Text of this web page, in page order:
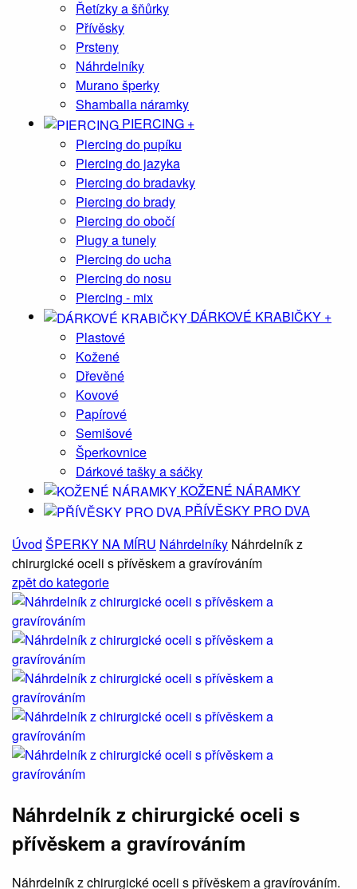
Řetízky a šňůrky
Přívěsky
Prsteny
Náhrdelníky
Murano šperky
Shamballa náramky
PIERCING +
Piercing do pupíku
Piercing do jazyka
Piercing do bradavky
Piercing do brady
Piercing do obočí
Plugy a tunely
Piercing do ucha
Piercing do nosu
Piercing - mix
DÁRKOVÉ KRABIČKY +
Plastové
Kožené
Dřevěné
Kovové
Papírové
Semišové
Šperkovnice
Dárkové tašky a sáčky
KOŽENÉ NÁRAMKY
PŘÍVĚSKY PRO DVA
Úvod ŠPERKY NA MÍRU Náhrdelníky Náhrdelník z
chirurgické oceli s přívěskem a gravírováním
zpětdo kategorie
Náhrdelník z chirurgické oceli s
přívěskem a gravírováním
Náhrdelník z chirurgické oceli s přívěskem a gravírováním.